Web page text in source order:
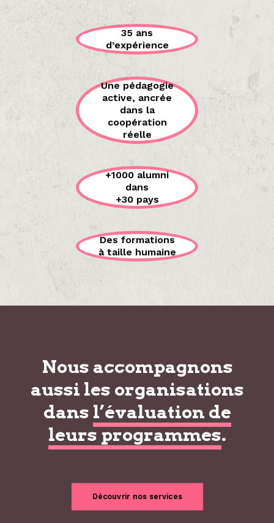
35 ans
d’expérience
Une pédagogie
active, ancrée
dans la
coopération
réelle
+1000 alumni
dans
+30 pays
Des formations
à taille humaine
Nous accompagnons
aussi les organisations
dans l’évaluation de
leurs programmes.
Découvrir nos services